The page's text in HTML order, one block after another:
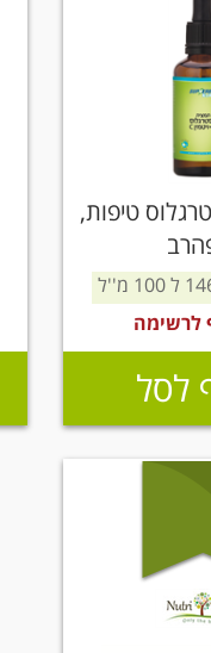
טיפות,
לרשימה
לסל